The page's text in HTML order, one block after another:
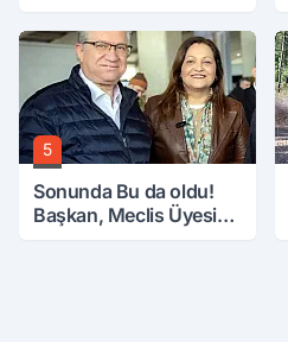
5
Sonunda Bu da oldu!
Başkan, Meclis Üyesini